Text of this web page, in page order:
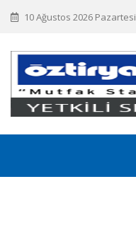
10 Ağustos 2026 Pazartesi